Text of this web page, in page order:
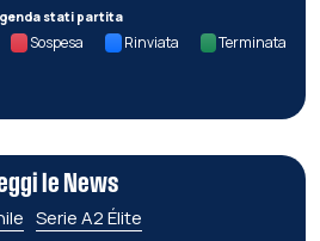
stati partita
Sospesa Rinviata Terminata
le News
Serie A2 Élite